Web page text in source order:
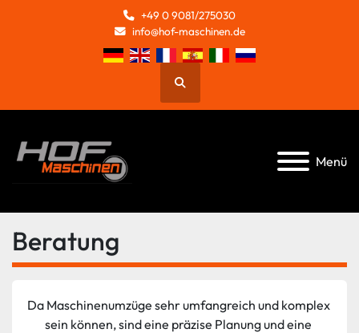
+49 0 9081/275030
info@hof-maschinen.de
Suche
Menü
Beratung
Da Maschinenumzüge sehr umfangreich und komplex
sein können, sind eine präzise Planung und eine